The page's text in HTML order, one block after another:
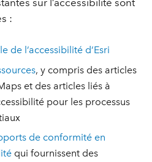
:
de l’accessibilité d’Esri
, y compris des articles
et des articles liés à
pour les processus
de conformité en
qui fournissent des